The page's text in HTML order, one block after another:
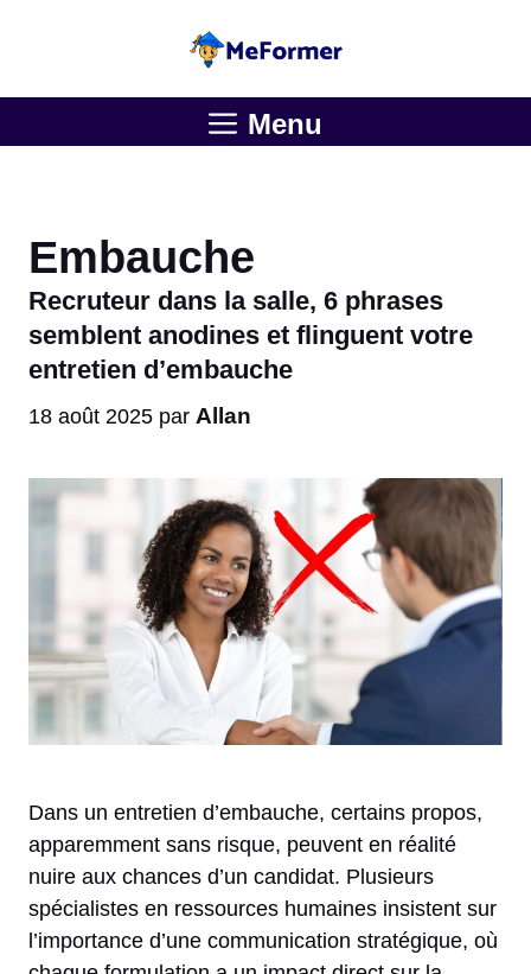
Menu
Embauche
Recruteur dans la salle, 6 phrases
semblent anodines et flinguent votre
entretien d’embauche
18 août 2025 par Allan
Dans un entretien d’embauche, certains propos,
apparemment sans risque, peuvent en réalité
nuire aux chances d’un candidat. Plusieurs
spécialistes en ressources humaines insistent sur
l’importance d’une communication stratégique, où